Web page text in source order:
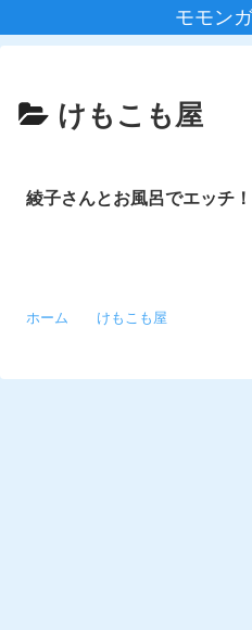
モモン
けもこも屋
綾子さんとお風呂でエッチ！
ホーム けもこも屋